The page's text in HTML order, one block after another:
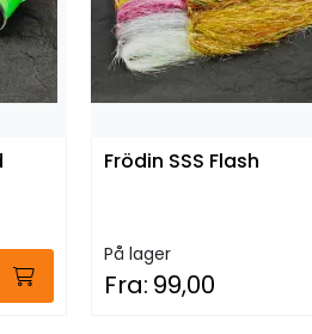
Frödin SSS Flash
På lager
Fra: 99,00